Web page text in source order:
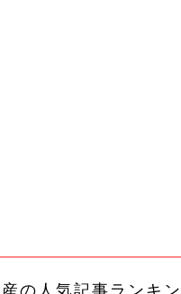
夫婦で予習する 出産の教科